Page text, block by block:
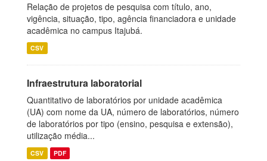
Relação de projetos de pesquisa com título, ano,
vigência, situação, tipo, agência financiadora e unidade
acadêmica no campus Itajubá.
CSV
Infraestrutura laboratorial
Quantitativo de laboratórios por unidade acadêmica
(UA) com nome da UA, número de laboratórios, número
de laboratórios por tipo (ensino, pesquisa e extensão),
utilização média...
CSV PDF